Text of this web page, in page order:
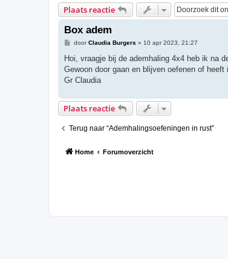
Plaats reactie
Box adem
B
r
c
h
doorClaudia Burgers » 10 apr 2023, 21:27
Hoi, vraagje bij de ademhaling 4x4 heb ik na
Gewoon door gaan en blijven oefenen of heeft
Gr Claudia
Plaats reactie
Terug naar “Ademhalingsoefeningen in rust”
Home Forumoverzicht